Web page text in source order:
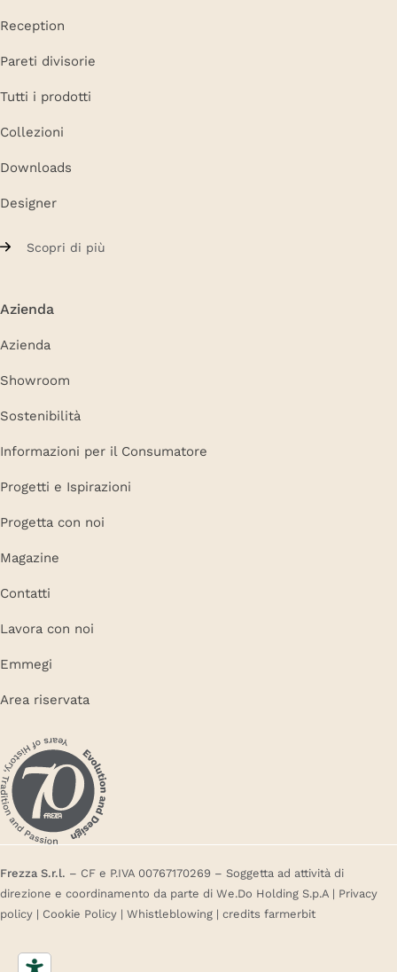
Reception
Pareti divisorie
Tutti i prodotti
Collezioni
Downloads
Designer
Scopri di più
Azienda
Azienda
Showroom
Sostenibilità
Informazioni per il Consumatore
Progetti e Ispirazioni
Progetta con noi
Magazine
Contatti
Lavora con noi
Emmegi
Area riservata
Frezza S.r.l. – CF e P.IVA 00767170269 – Soggetta ad attività di
direzione e coordinamento da parte di We.Do Holding S.p.A | Privacy
policy | Cookie Policy | Whistleblowing | credits farmerbit